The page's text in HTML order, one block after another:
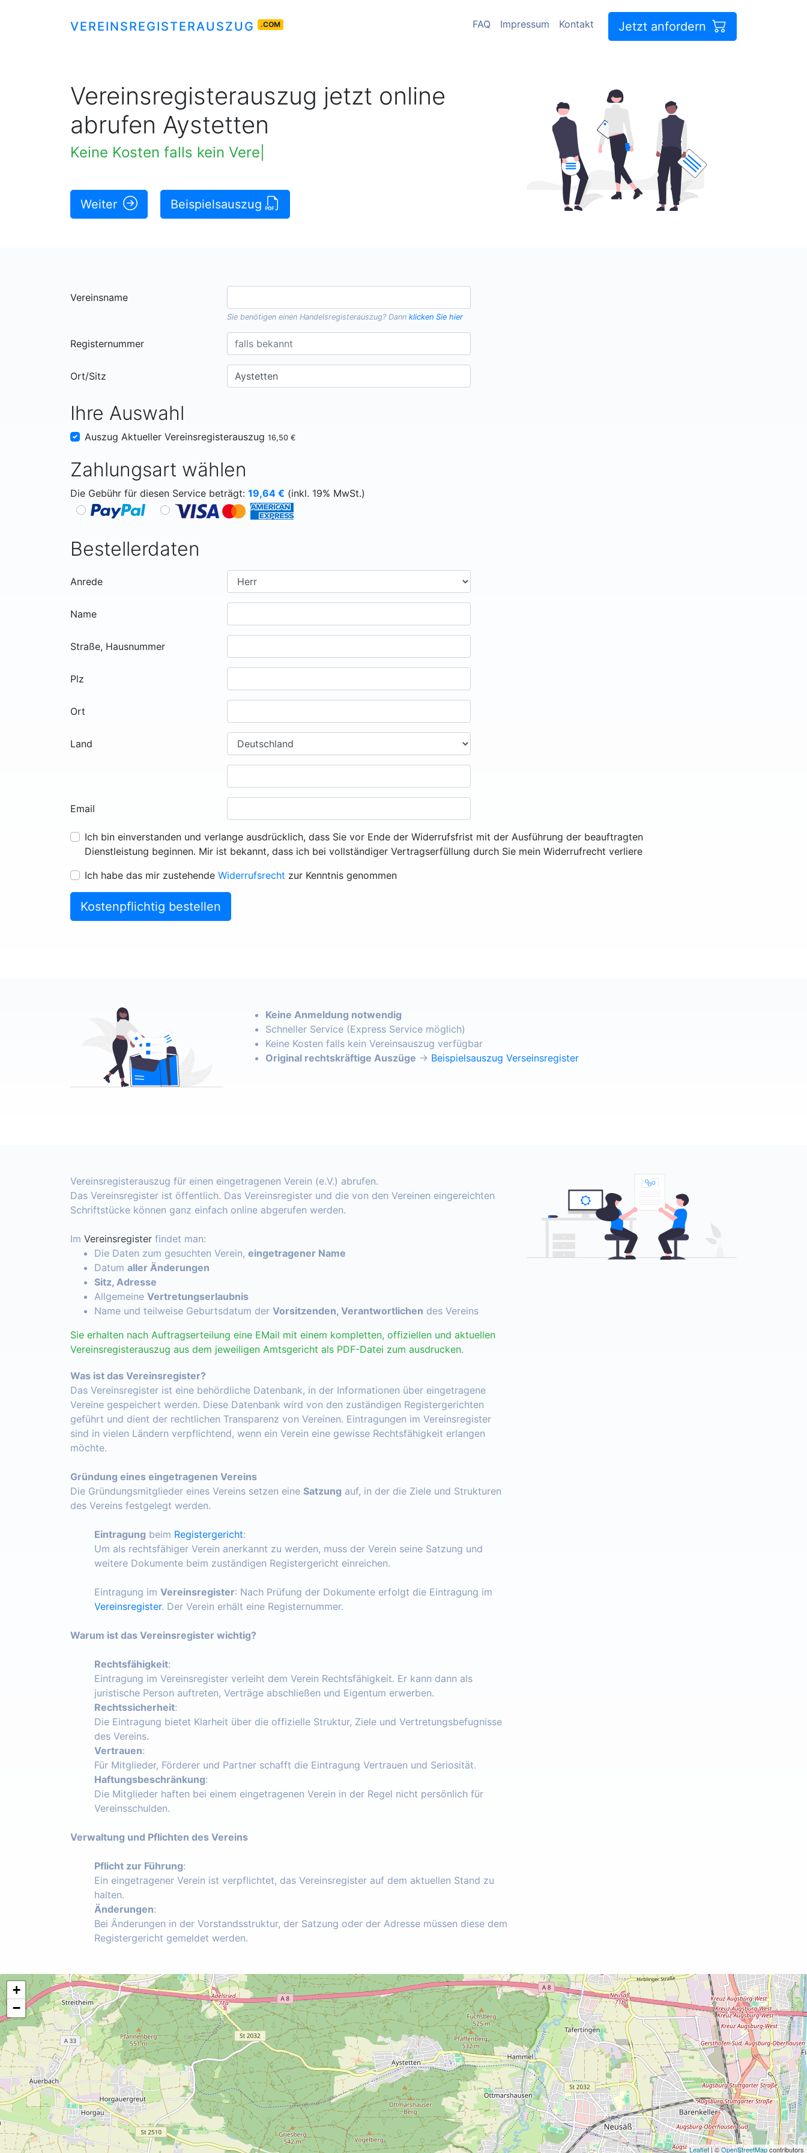
VEREINSREGISTERAUSZUG .COM FAQ Impressum Kontakt Jetzt anfordern
Vereinsregisterauszug jetzt online
abrufen Aystetten
Keine Kosten falls kein Vereinsauszug verfügbar
Weiter Beispielsauszug
Vereinsname
Sie benötigen einenHandelsregisterauszug? Dannklicken Sie hier
Registernummer
Ort/Sitz
Ihre Auswahl
Auszug Aktueller Vereinsregisterauszug 16,50 €
Zahlungsart wählen
Die Gebühr für diesen Service beträgt: 19,64 € (inkl. 19% MwSt.)
Bestellerdaten
Anrede
Name
Straße, Hausnummer
Plz
Ort
Land
Email
Ich bin einverstanden und verlange ausdrücklich, dass Sie vor Ende der Widerrufsfrist mit der Ausführung der beauftragten
Dienstleistung beginnen. Mir ist bekannt, dass ich bei vollständiger Vertragserfüllung durch Sie mein Widerrufrecht verliere
Ich habe das mir zustehende Widerrufsrecht zur Kenntnis genommen
Kostenpflichtig bestellen
Keine Anmeldung notwendig
Schneller Service (Express Service möglich)
Keine Kosten falls kein Vereinsauszug verfügbar
Original rechtskräftige Auszüge → Beispielsauszug Verseinsregister
Vereinsregisterauszug für einen eingetragenen Verein (e.V.) abrufen.
Das Vereinsregister ist öffentlich. Das Vereinsregister und die von den Vereinen eingereichten
Schriftstücke können ganz einfach online abgerufen werden.
Im Vereinsregister findet man:
Die Daten zum gesuchten Verein, eingetragener Name
Datum aller Änderungen
Sitz, Adresse
Allgemeine Vertretungserlaubnis
Name und teilweise Geburtsdatum der Vorsitzenden, Verantwortlichen des Vereins
Sie erhalten nach Auftragserteilung eine EMail mit einem kompletten, offiziellen und aktuellen
Vereinsregisterauszug aus dem jeweiligen Amtsgericht als PDF-Datei zum ausdrucken.
Was ist das Vereinsregister?
Das Vereinsregister ist eine behördliche Datenbank, in der Informationen über eingetragene
Vereine gespeichert werden. Diese Datenbank wird von den zuständigen Registergerichten
geführt und dient der rechtlichen Transparenz von Vereinen. Eintragungen im Vereinsregister
sind in vielen Ländern verpflichtend, wenn ein Verein eine gewisse Rechtsfähigkeit erlangen
möchte.
Gründung eines eingetragenen Vereins
Die Gründungsmitglieder eines Vereins setzen eine Satzung auf, in der die Ziele und Strukturen
des Vereins festgelegt werden.
Eintragung beim Registergericht:
Um als rechtsfähiger Verein anerkannt zu werden, muss der Verein seine Satzung und
weitere Dokumente beim zuständigen Registergericht einreichen.
Eintragung im Vereinsregister: Nach Prüfung der Dokumente erfolgt die Eintragung im
Vereinsregister. Der Verein erhält eine Registernummer.
Warum ist das Vereinsregister wichtig?
Rechtsfähigkeit:
Eintragung im Vereinsregister verleiht dem Verein Rechtsfähigkeit. Er kann dann als
juristische Person auftreten, Verträge abschließen und Eigentum erwerben.
Rechtssicherheit:
Die Eintragung bietet Klarheit über die offizielle Struktur, Ziele und Vertretungsbefugnisse
des Vereins.
Vertrauen:
Für Mitglieder, Förderer und Partner schafft die Eintragung Vertrauen und Seriosität.
Haftungsbeschränkung:
Die Mitglieder haften bei einem eingetragenen Verein in der Regel nicht persönlich für
Vereinsschulden.
Verwaltung und Pflichten des Vereins
Pflicht zur Führung:
Ein eingetragener Verein ist verpflichtet, das Vereinsregister auf dem aktuellen Stand zu
halten.
Änderungen:
Bei Änderungen in der Vorstandsstruktur, der Satzung oder der Adresse müssen diese dem
Registergericht gemeldet werden.
+
−
Leaflet| ©OpenStreetMapcontributors